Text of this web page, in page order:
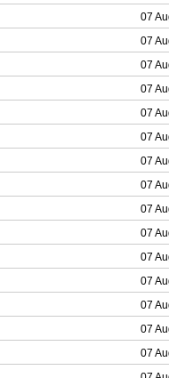
07
07
07
07
07
07
07
07
07
07
07
07
07
07
07